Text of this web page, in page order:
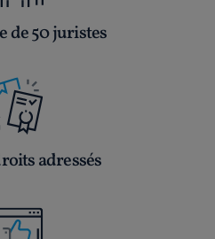
de 50 juristes
adressés